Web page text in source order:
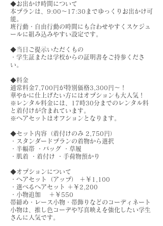
◆お出かけ時間について
本プランは、9:00〜17:30までゆっくりお出かけ可
能。
班行動・自由行動の時間にも合わせやすくスケジュ
ールに組み込みやすい設定です。
◆当日ご提示いただくもの
・学生証または学校からの証明書をご持参くださ
い。
◆料金
通常料金7,700円が特別価格3,300円～！
華やかに仕上げたい方にはオプションも大人気！
※レンタル料金には、17時30分までのレンタル料
と着付けが含まれています。
※ヘアセットはオフションとなります。
◆セット内容（着付けのみ 2,750円）
・スタンダードプランの着物から選択
・半幅帯 ・バッグ ・草履
・肌着 ・着付け ・手荷物預かり
◆オプションについて
・ヘアセット（アップ） ＋￥1,100
・選べるヘアセット ＋￥2,200
・小物追加 ＋￥550
帯締め・レース小物・帯飾りなどのコーディネート
小物は、推し色コーデや写真映えを強化したい学生
さんに人気です。